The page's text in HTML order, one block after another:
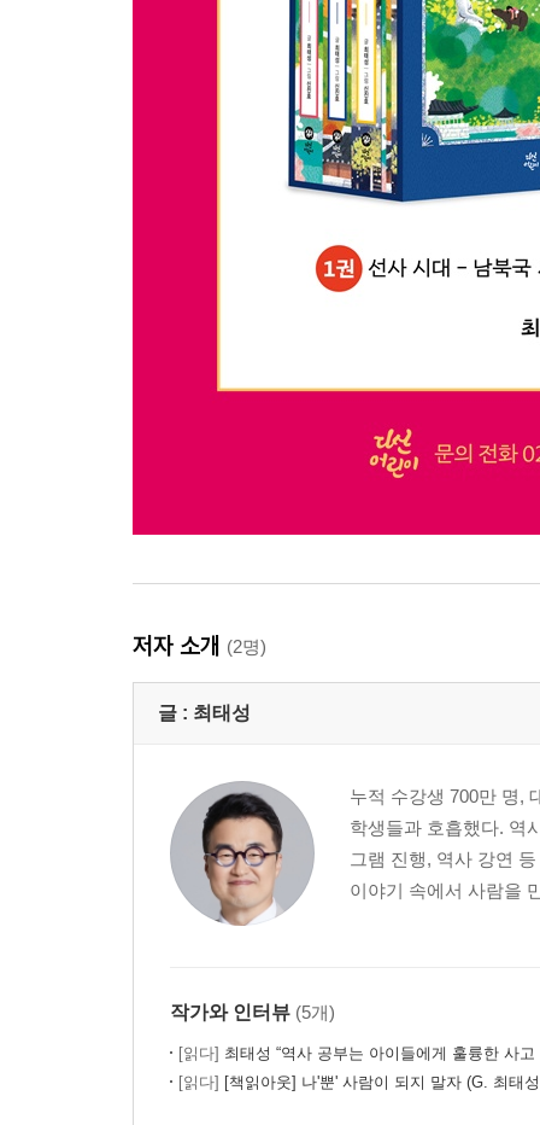
저자 소개 (2명)
글 : 최태성
누적 수강생 700만 명,
학생들과 호흡했다. 역
그램 진행, 역사 강연
이야기 속에서 사람을
작가와 인터뷰 (5개)
[읽다] 최태성 “역사 공부는 아이들에게 훌륭한 사고 훈
[읽다] [책읽아웃] 나'뿐' 사람이 되지 말자 (G. 최태